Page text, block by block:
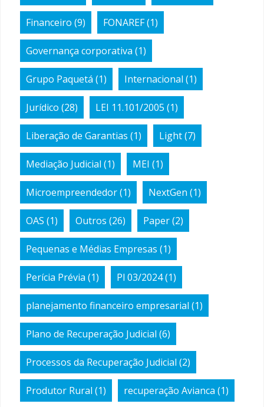
Financeiro (9) FONAREF(1)
Governança corporativa (1)
Grupo Paquetá (1) Internacional (1)
Jurídico (28) LEI 11.101/2005 (1)
Liberação de Garantias (1) Light(7)
Mediação Judicial (1) MEI (1)
Microempreendedor(1) NextGen (1)
OAS (1) Outros (26) Paper(2)
Pequenas e Médias Empresas (1)
Perícia Prévia (1) Pl 03/2024(1)
planejamento financeiro empresarial (1)
Plano de Recuperação Judicial (6)
Processos da Recuperação Judicial (2)
Produtor Rural (1) recuperação Avianca (1)